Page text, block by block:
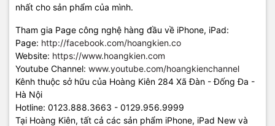
nhất cho sản phẩm của mình.
Tham gia Page công nghệ hàng đầu về iPhone, iPad:
Page: http://facebook.com/hoangkien.co
Website: https://www.hoangkien.com
Youtube Channel: www.youtube.com/hoangkienchannel
Kênh thuộc sở hữu của Hoàng Kiên 284 Xã Đàn - Đống Đa -
Hà Nội
Hotline: 0123.888.3663 - 0129.956.9999
Tại Hoàng Kiên, tất cả các sản phẩm iPhone, iPad New và